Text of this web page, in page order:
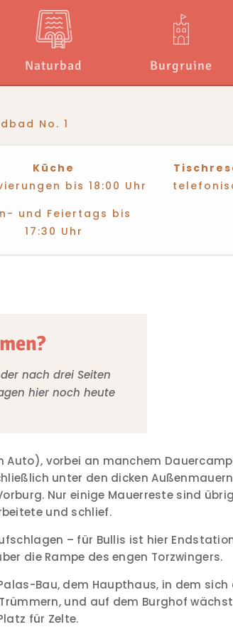
Naturbad Burgruine
No. 1
Küche
bis 18:00 Uhr
und Feiertags bis
17:30 Uhr
nach drei Seiten
hier noch heute
vorbei an manchem
unter den dicken
Nur einige Mauerreste sind
und schlief.
– für Bullis ist hier
die Rampe des engen Torzwingers.
Bau, dem Haupthaus, in dem sich
und auf dem Burghof wächst
für Zelte.